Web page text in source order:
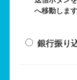
へ移動します
銀行振り